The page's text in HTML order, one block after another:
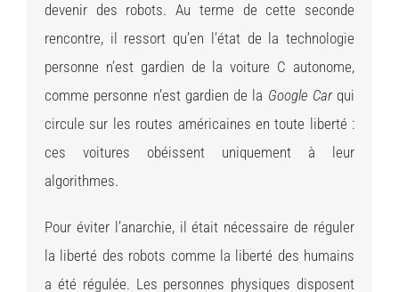
devenir des robots. Au terme de cette seconde
rencontre, il ressort qu’en l’état de la technologie
personne n’est gardien de la voiture C autonome,
comme personne n’est gardien de la Google Carqui
circule sur les routes américaines en toute liberté :
ces voitures obéissent uniquement à leur
algorithmes.
Pour éviter l’anarchie, il était nécessaire de réguler
la liberté des robots comme la liberté des humains
a été régulée. Les personnes physiques disposent